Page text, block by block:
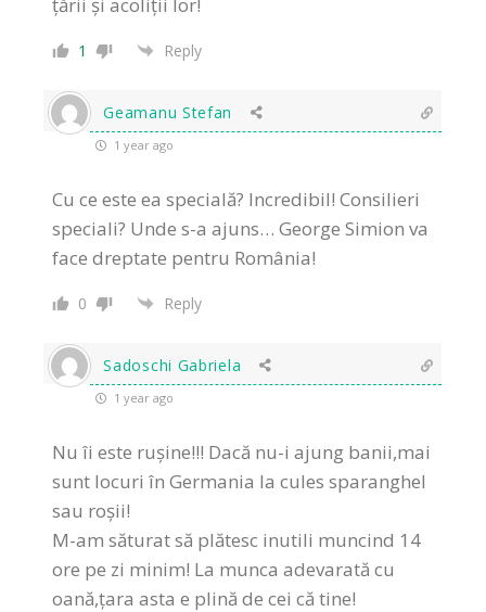
1 Reply
Geamanu Stefan
1 year ago
Cu ce este ea specială? Incredibil! Consilieri
speciali? Unde s-a ajuns… George Simion va
face dreptate pentru România!
0 Reply
Sadoschi Gabriela
1 year ago
Nu îi este rușine!!! Dacă nu-i ajung banii,mai
sunt locuri în Germania la cules sparanghel
sau roșii!
M-am săturat să plătesc inutili muncind 14
ore pe zi minim! La munca adevarată cu
oană,țara asta e plină de cei că tine!